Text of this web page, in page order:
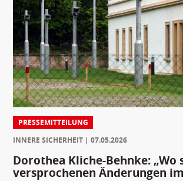
PRESSEMITTEILUNG
INNERE SICHERHEIT
07.05.2026
Dorothea Kliche-Behnke: „Wo
versprochenen Änderungen im